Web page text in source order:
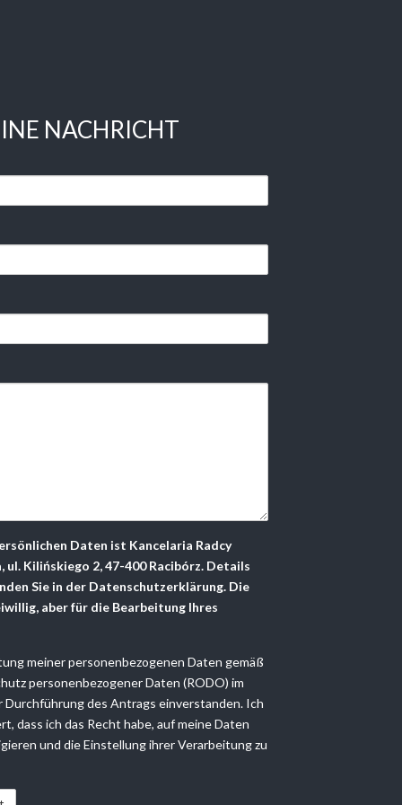
NACHRICHT
Daten ist Kancelaria Radcy
ul. Kilińskiego 2, 47-400 Racibórz. Details
Sie in der Datenschutzerklärung. Die
aber für die Bearbeitung Ihres
meiner personenbezogenen Daten gemäß
personenbezogener Daten (RODO) im
Durchführung des Antrags einverstanden. Ich
dass ich das Recht habe, auf meine Daten
und die Einstellung ihrer Verarbeitung zu